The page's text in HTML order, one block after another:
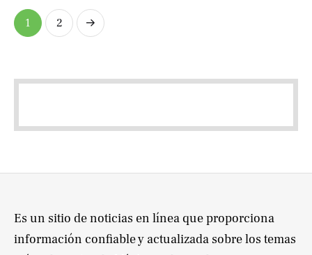
1 2
Es un sitio de noticias en línea que proporciona
información confiable y actualizada sobre los temas